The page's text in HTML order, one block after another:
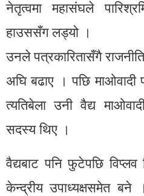
नेतृत्वमा महासंघले
हाउससँग लड्यो ।
उनले पत्रकारितासँगै
अघि बढाए । पछि माओवादी
त्यतिबेला उनी वैद्य
सदस्य थिए ।
वैद्यबाट पनि फुटेपछि
केन्द्रीय उपाध्यक्षसमेत बने ।